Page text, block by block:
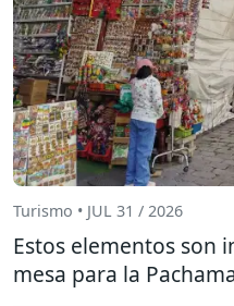
Turismo • JUL 31 / 2026
Estos elementos son
mesa para la